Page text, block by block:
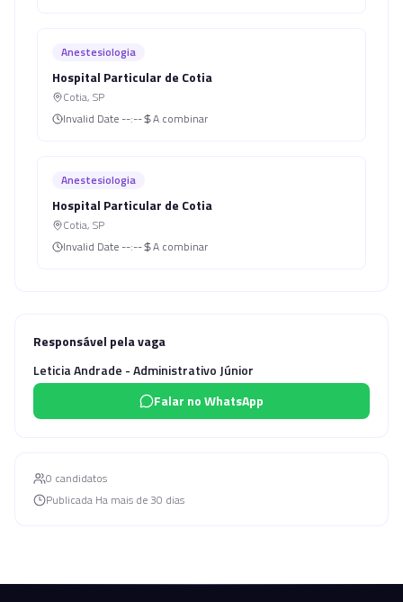
Anestesiologia
Hospital Particular de Cotia
Cotia, SP
Invalid Date --:-- A combinar
Anestesiologia
Hospital Particular de Cotia
Cotia, SP
Invalid Date --:-- A combinar
Responsável pela vaga
Leticia Andrade - Administrativo Júnior
Falar no WhatsApp
0 candidatos
Publicada Ha mais de 30 dias